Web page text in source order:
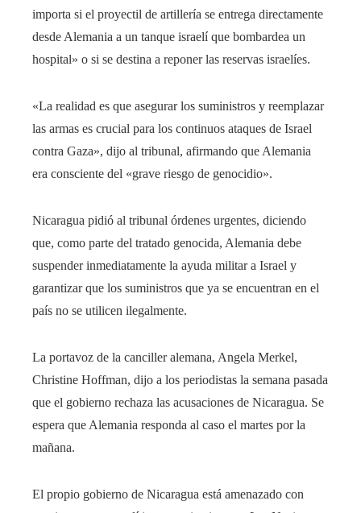
importa si el proyectil de artillería se entrega directamente
desde Alemania a un tanque israelí que bombardea un
hospital» o si se destina a reponer las reservas israelíes.
«La realidad es que asegurar los suministros y reemplazar
las armas es crucial para los continuos ataques de Israel
contra Gaza», dijo al tribunal, afirmando que Alemania
era consciente del «grave riesgo de genocidio».
Nicaragua pidió al tribunal órdenes urgentes, diciendo
que, como parte del tratado genocida, Alemania debe
suspender inmediatamente la ayuda militar a Israel y
garantizar que los suministros que ya se encuentran en el
país no se utilicen ilegalmente.
La portavoz de la canciller alemana, Angela Merkel,
Christine Hoffman, dijo a los periodistas la semana pasada
que el gobierno rechaza las acusaciones de Nicaragua. Se
espera que Alemania responda al caso el martes por la
mañana.
El propio gobierno de Nicaragua está amenazado con